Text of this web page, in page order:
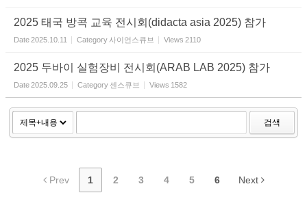
2025 태국 방콕 교육 전시회(didacta asia 2025) 참가
Date2025.10.11 Category 사이언스큐브 Views 2110
2025 두바이 실험장비 전시회(ARAB LAB 2025) 참가
Date2025.09.25 Category 센스큐브 Views 1582
검색
Prev 1 2 3 4 5 6 Next